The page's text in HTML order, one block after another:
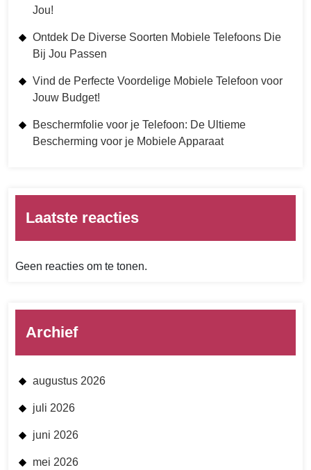
Jou!
Ontdek De Diverse Soorten Mobiele Telefoons Die
Bij Jou Passen
Vind de Perfecte Voordelige Mobiele Telefoon voor
Jouw Budget!
Beschermfolie voor je Telefoon: De Ultieme
Bescherming voor je Mobiele Apparaat
Laatste reacties
Geen reacties om te tonen.
Archief
augustus 2026
juli 2026
juni 2026
mei 2026